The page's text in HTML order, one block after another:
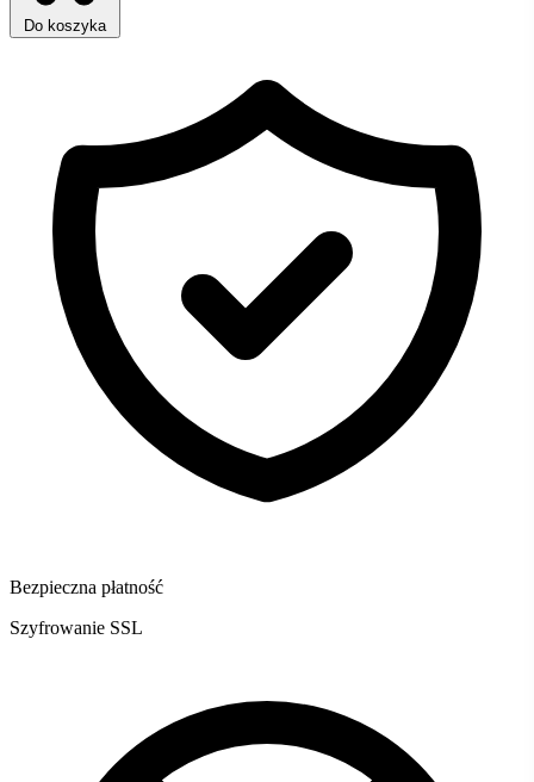
Do koszyka
Bezpieczna płatność
Szyfrowanie SSL